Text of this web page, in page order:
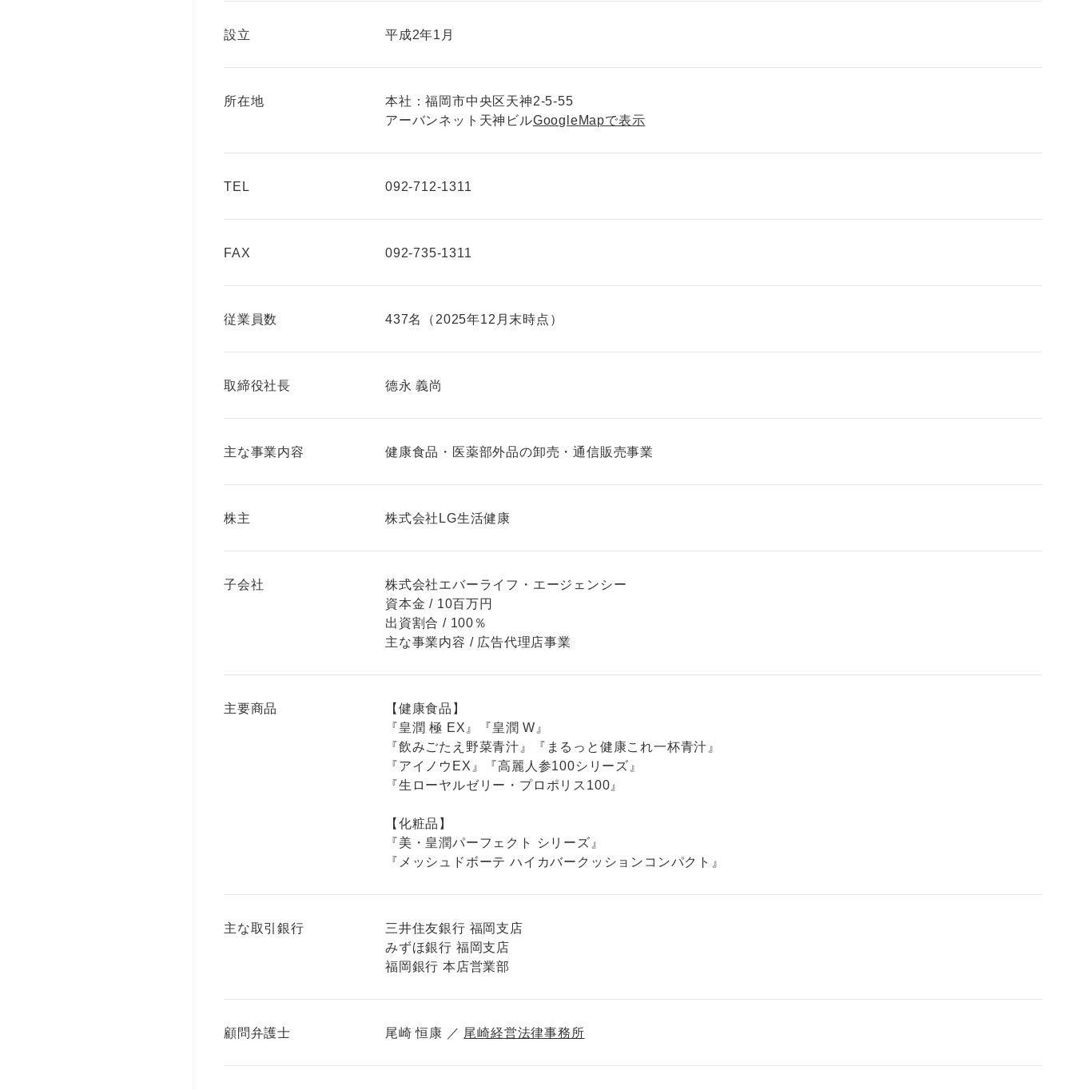
設立 平成2年1月
所在地
本社：福岡市中央区天神2-5-55
アーバンネット天神ビルGoogleMapで表示
TEL 092-712-1311
FAX 092-735-1311
従業員数 437名（2025年12月末時点）
取締役社長 德永 義尚
主な事業内容 健康食品・医薬部外品の卸売・通信販売事業
株主 株式会社LG生活健康
子会社
株式会社エバーライフ・エージェンシー
資本金 / 10百万円
出資割合 / 100％
主な事業内容 / 広告代理店事業
主要商品
【健康食品】
『皇潤 極 EX』『皇潤 W』
『飲みごたえ野菜青汁』『まるっと健康これ一杯青汁』
『アイノウEX』『高麗人参100シリーズ』
『生ローヤルゼリー・プロポリス100』
【化粧品】
『美・皇潤パーフェクト シリーズ』
『メッシュドボーテ ハイカバークッションコンパクト』
主な取引銀行
三井住友銀行 福岡支店
みずほ銀行 福岡支店
福岡銀行 本店営業部
顧問弁護士 尾崎 恒康 ／ 尾崎経営法律事務所